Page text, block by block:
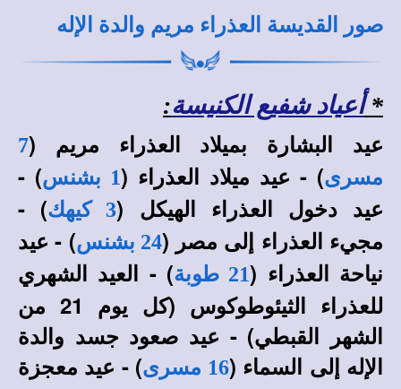
صور القديسة العذراء مريم والدة الإله
*أعياد شفيع الكنيسة:
عيد البشارة بميلاد العذراء مريم (7
مسرى) - عيد ميلاد العذراء (1 بشنس
) -
عيد دخول العذراء الهيكل (3 كيهك
) -
مجيء العذراء إلى مصر (24 بشنس
) - عيد
نياحة العذراء (21 طوبة
) - العيد الشهري
للعذراء الثيئوطوكوس (كل يوم 21 من
الشهر القبطي) - عيد صعود جسد والدة
الإله إلى السماء (16 مسرى
) - عيد معجزة